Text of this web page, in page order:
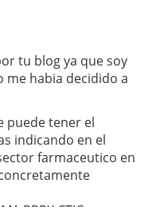
tu blog ya que soy
me habia decidido a
puede tener el
indicando en el
farmaceutico en